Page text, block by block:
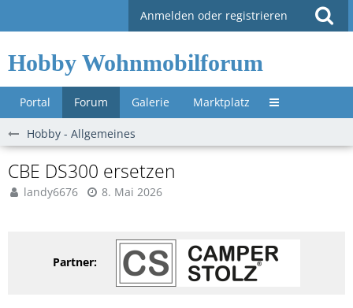
Anmelden oder registrieren
Hobby Wohnmobilforum
Portal Forum Galerie Marktplatz Untermenü »
Hobby - Allgemeines
CBE DS300 ersetzen
landy6676 8. Mai 2026
Partner: